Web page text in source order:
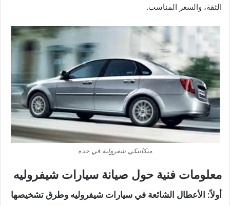
الثقة، والسعر المناسب.
ميكانيكي شفرولية في جدة
معلومات فنية حول صيانة سيارات شيفروليه
أولاً: الأعطال الشائعة في سيارات شيفروليه وطرق تشخيصها